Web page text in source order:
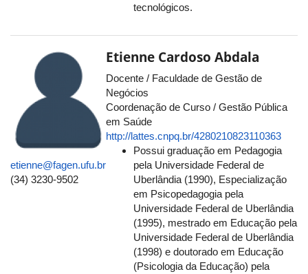
tecnológicos.
etienne@fagen.ufu.br
(34) 3230-9502
Etienne Cardoso Abdala
Docente / Faculdade de Gestão de
Negócios
Coordenação de Curso / Gestão Pública
em Saúde
http://lattes.cnpq.br/4280210823110363
Possui graduação em Pedagogia
pela Universidade Federal de
Uberlândia (1990), Especialização
em Psicopedagogia pela
Universidade Federal de Uberlândia
(1995), mestrado em Educação pela
Universidade Federal de Uberlândia
(1998) e doutorado em Educação
(Psicologia da Educação) pela